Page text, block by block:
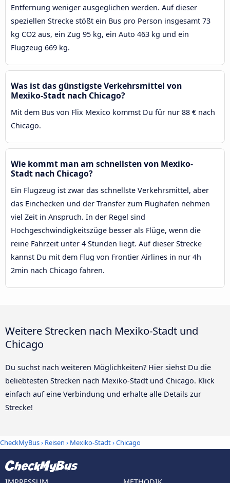
Entfernung weniger ausgeglichen werden. Auf dieser
speziellen Strecke stößt ein Bus pro Person insgesamt 73
kg CO2 aus, ein Zug 95 kg, ein Auto 463 kg und ein
Flugzeug 669 kg.
Was ist das günstigste Verkehrsmittel von
Mexiko-Stadt nach Chicago?
Mit dem Bus von Flix Mexico kommst Du für nur 88 € nach
Chicago.
Wie kommt man am schnellsten von Mexiko-
Stadt nach Chicago?
Ein Flugzeug ist zwar das schnellste Verkehrsmittel, aber
das Einchecken und der Transfer zum Flughafen nehmen
viel Zeit in Anspruch. In der Regel sind
Hochgeschwindigkeitszüge besser als Flüge, wenn die
reine Fahrzeit unter 4 Stunden liegt. Auf dieser Strecke
kannst Du mit dem Flug von Frontier Airlines in nur 4h
2min nach Chicago fahren.
Weitere Strecken nach Mexiko-Stadt und
Chicago
Du suchst nach weiteren Möglichkeiten? Hier siehst Du die
beliebtesten Strecken nach Mexiko-Stadt und Chicago. Klick
einfach auf eine Verbindung und erhalte alle Details zur
Strecke!
CheckMyBus› Reisen › Mexiko-Stadt›Chicago